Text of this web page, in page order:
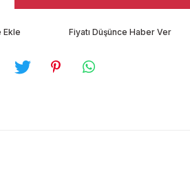
Fiyatı Düşünce Haber Ver